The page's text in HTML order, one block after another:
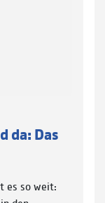
da: Das
es so weit: